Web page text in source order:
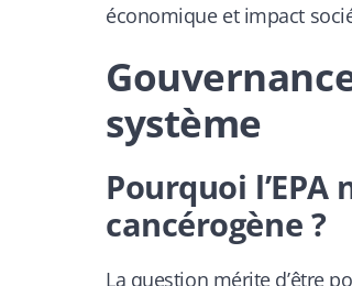
économique et impact
système
Pourquoi l’EPA
cancérogène ?
La question mérite d’être